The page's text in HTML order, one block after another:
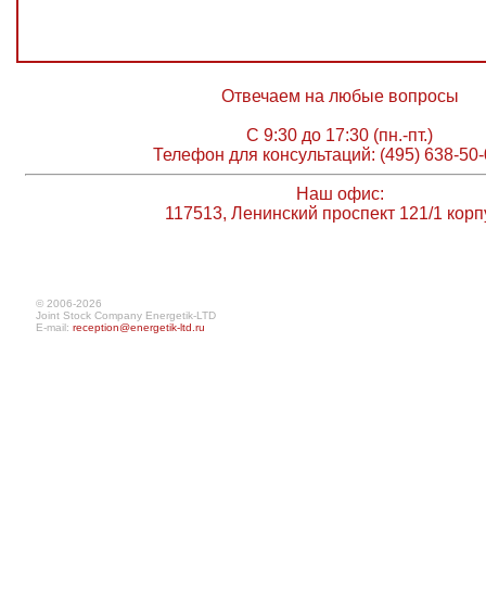
Отвечаем на любые вопросы
С 9:30 до 17:30 (пн.-пт.)
Телефон для консультаций: (495) 638-
Наш офис:
117513, Ленинский проспект 121/1
© 2006-2026
Joint Stock Company Energetik-LTD
E-mail: reception@energetik-ltd.ru